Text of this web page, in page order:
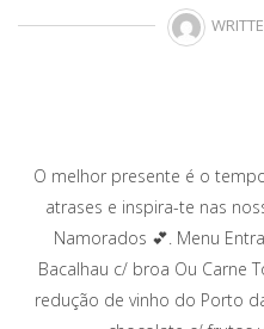
O melhor presente é o
atrases e inspira-te nas
Namorados 💕. Menu
Bacalhau c/ broa Ou Carne
redução de vinho do Porto